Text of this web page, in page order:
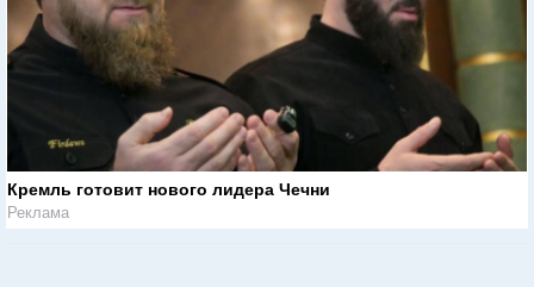
Кремль готовит нового лидера Чечни
Реклама